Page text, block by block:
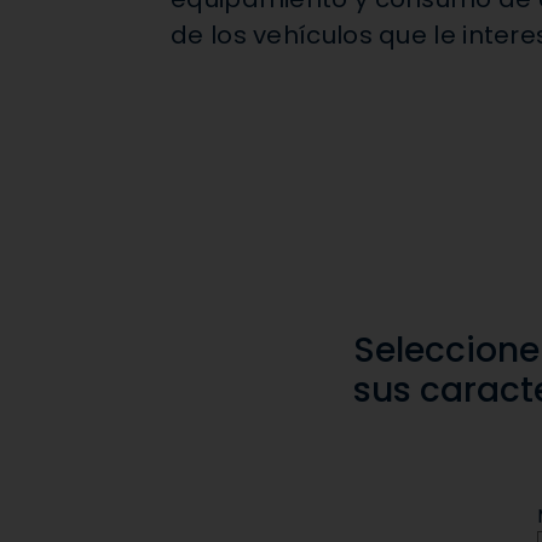
sistemas y procedimientos.
de los vehículos que le
sus